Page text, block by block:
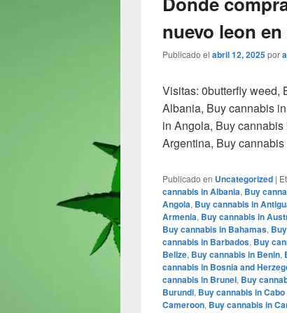
nuevo leon
Publicado el abril 12, 2025por
Visitas: 0butterfly weed,
Albania, Buy cannabis
in Angola, Buy
Argentina, Buy
Publicado en Uncategorized |
cannabis in Albania, Buy
Angola, Buy cannabis in
Armenia, Buy cannabis in
Buy cannabis in Bahamas,
cannabis in Barbados, Buy
Belize, Buy cannabis in Benin,
cannabis in Bosnia and
cannabis in Brunei, Buy
Burundi, Buy cannabis in Cabo
Cameroon, Buy cannabis in